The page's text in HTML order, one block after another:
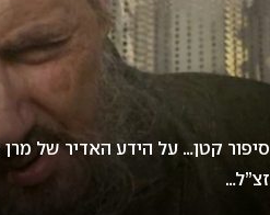
סיפור קטן… על הידע האדיר של מרן
זצ”ל…